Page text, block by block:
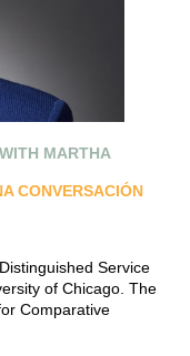
MARTHA
CONVERSACIÓN
Service
of Chicago. The
Comparative